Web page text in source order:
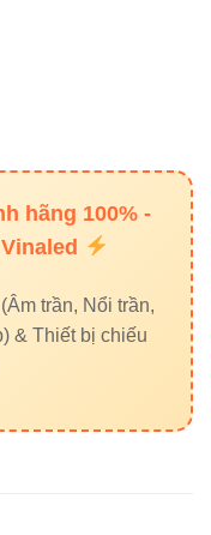
hãng 100% -
trần, Nổi trần,
& Thiết bị chiếu